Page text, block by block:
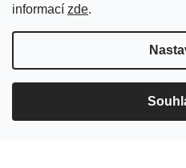
informací zde.
+420 702 152 298